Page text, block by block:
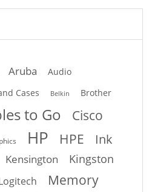
Aruba Audio
Cases Belkin Brother
to Go Cisco
HP HPE
Ink
Kensington Kingston
Memory